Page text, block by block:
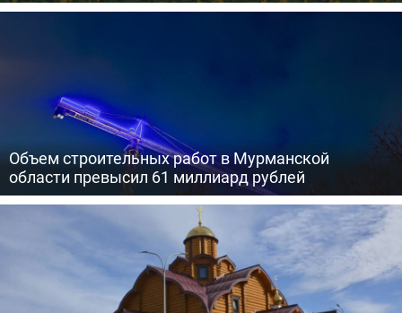
Объем строительных работ в Мурманской
области превысил 61 миллиард рублей